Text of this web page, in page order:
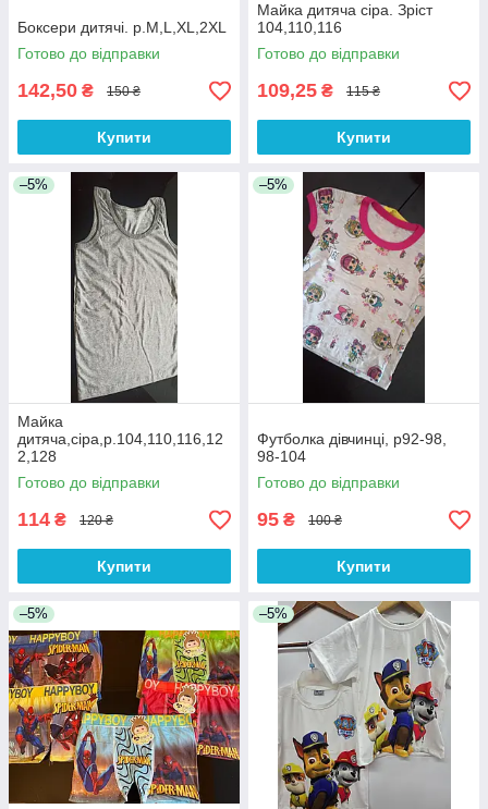
Боксери дитячі. р.M,L,XL,2XL
Готово до відправки
142,50 ₴ 150 ₴
Купити
Майка дитяча сіра. Зріст
104,110,116
Готово до відправки
109,25 ₴ 115 ₴
Купити
–5%
Майка
дитяча,сіра,р.104,110,116,12
2,128
Готово до відправки
114 ₴ 120 ₴
Купити
–5%
Футболка дівчинці, р92-98,
98-104
Готово до відправки
95 ₴ 100 ₴
Купити
–5% –5%